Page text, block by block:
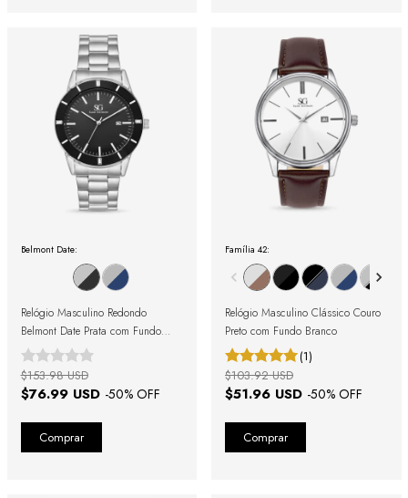
Belmont Date:
Relógio Masculino Redondo
Belmont Date Prata com Fundo
Preto
$76.99 USD -50% OFF
$153.98 USD
Família 42:
Relógio Masculino Clássico Couro
Preto com Fundo Branco
(1)
$51.96 USD -50% OFF
$103.92 USD